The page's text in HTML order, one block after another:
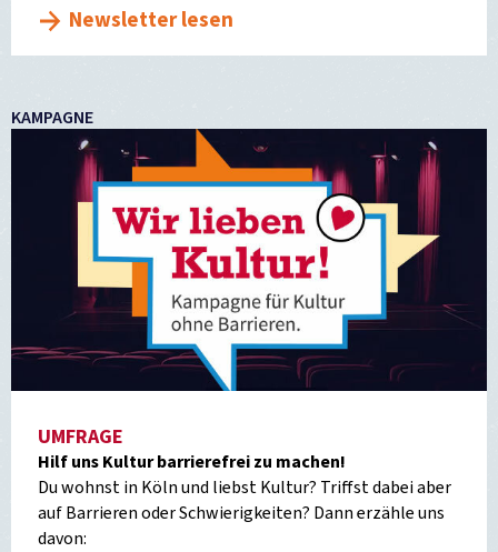
Newsletter lesen
KAMPAGNE
UMFRAGE
Hilf uns Kultur barrierefrei zu machen!
Du wohnst in Köln und liebst Kultur? Triffst dabei aber
auf Barrieren oder Schwierigkeiten? Dann erzähle uns
davon: